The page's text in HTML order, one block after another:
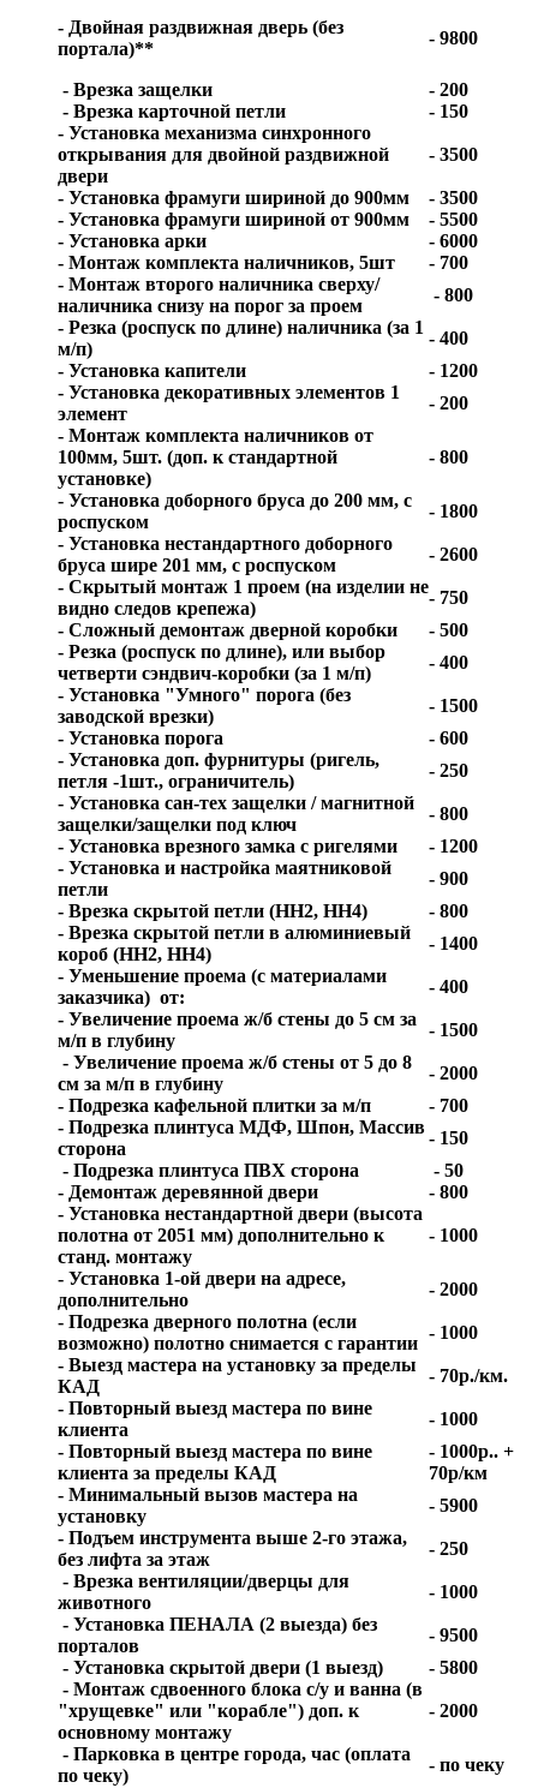
- Двойная раздвижная дверь (без
портала)**
- 9800
- Врезка защелки
- 200
- Врезка карточной петли
- 150
- Установка механизма синхронного
открывания для двойной раздвижной
двери
- 3500
- Установка фрамуги шириной до 900мм
- 3500
- Установка фрамуги шириной от 900мм
- 5500
- Установка арки
- 6000
- Монтаж комплекта наличников, 5шт
- 700
- Монтаж второго наличника сверху/
наличника снизу на порог за проем
- 800
- Резка (роспуск по длине) наличника (за 1
м/п)
- 400
- Установка капители
- 1200
- Установка декоративных элементов 1
элемент
- 200
- Монтаж комплекта наличников от
100мм, 5шт. (доп. к стандартной
установке)
- 800
- Установка доборного бруса до 200 мм, с
роспуском
- 1800
- Установка нестандартного доборного
бруса шире 201 мм, с роспуском
- 2600
- Скрытый монтаж 1 проем (на изделии не
видно следов крепежа)
- 750
- Сложный демонтаж дверной коробки
- 500
- Резка (роспуск по длине), или выбор
четверти сэндвич-коробки (за 1 м/п)
- 400
- Установка "Умного" порога (без
заводской врезки)
- 1500
- Установка порога
- 600
- Установка доп. фурнитуры (ригель,
петля -1шт., ограничитель)
- 250
- Установка сан-тех защелки / магнитной
защелки/защелки под ключ
- 800
- Установка врезного замка с ригелями
- 1200
- Установка и настройка маятниковой
петли
- 900
- Врезка скрытой петли (HH2, HH4)
- 800
- Врезка скрытой петли в алюминиевый
короб (HH2, HH4)
- 1400
- Уменьшение проема (с материалами
заказчика) от:
- 400
- Увеличение проема ж/б стены до 5 см за
м/п в глубину
- 1500
- Увеличение проема ж/б стены от 5 до 8
см за м/п в глубину
- 2000
- Подрезка кафельной плитки за м/п
- 700
- Подрезка плинтуса МДФ, Шпон, Массив
сторона
- 150
- Подрезка плинтуса ПВХ сторона
- 50
- Демонтаж деревянной двери
- 800
- Установка нестандартной двери (высота
полотна от 2051 мм) дополнительно к
станд. монтажу
- 1000
- Установка 1-ой двери на адресе,
дополнительно
- 2000
- Подрезка дверного полотна (если
возможно) полотно снимается с гарантии
- 1000
- Выезд мастера на установку за пределы
КАД
- 70р./км.
- Повторный выезд мастера по вине
клиента
- 1000
- Повторный выезд мастера по вине
клиента за пределы КАД
- 1000р.. +
70р/км
- Минимальный вызов мастера на
установку
- 5900
- Подъем инструмента выше 2-го этажа,
без лифта за этаж
- 250
- Врезка вентиляции/дверцы для
животного
- 1000
- Установка ПЕНАЛА (2 выезда) без
порталов
- 9500
- Установка скрытой двери (1 выезд)
- 5800
- Монтаж сдвоенного блока с/у и ванна (в
"хрущевке" или "корабле") доп. к
основному монтажу
- 2000
- Парковка в центре города, час (оплата
по чеку)
- по чеку